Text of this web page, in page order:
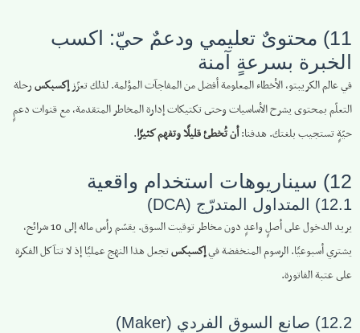
11) محتوىٌ تعليمي ودعمٌ حيّ: اكسب
الخبرة بسرعةٍ آمنة
في عالم الكريبتو، الأخطاء المعلومة أفضل من المفاجآت المؤلمة. لذلك تعزّزإكسبكسرحلة
التعلّم بمحتوى يشرح الأساسيات وحتى تكتيكات إدارة المخاطر المتقدمة، مع قنوات دعمٍ
حيّةٍ تستجيب بلغتك. هدفنا:أن تُخطئ قليلًا وتفهم كثيرًا.
12) سيناريوهات استخدام واقعية
12.1) المتداول المتدرّج (DCA)
يريد الدخول على أصلٍ واعدٍ دون مخاطر توقيت السوق. يقسّم رأس ماله إلى 10 شرائح،
يشتري أسبوعيًا. الرسوم المنخفضة فيإكسبكستجعل هذا النهج عمليًا إذ لا تتآكل الفكرة
على عتبة الفاتورة.
12.2) صانع السوق الفردي (Maker)